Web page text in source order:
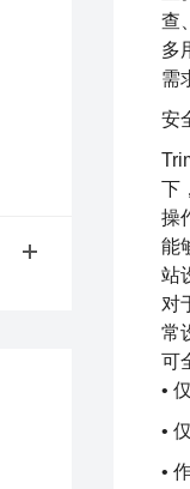
查
多
需
安
下
操
能
站
对
常
可
•
•
•